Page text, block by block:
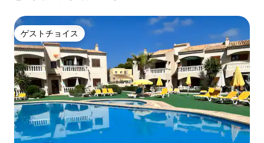
ゲストチョイス
ゲストチョイス